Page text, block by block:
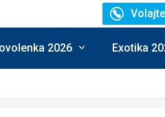
2026 Exotika